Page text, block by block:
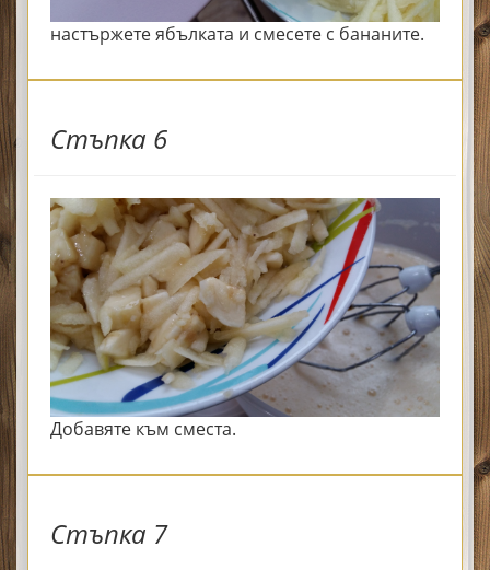
настържете ябълката и смесете с бананите.
Стъпка 6
Добавяте към сместа.
Стъпка 7